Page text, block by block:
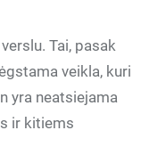
Tai, pasak
veikla, kuri
yra neatsiejama
ir kitiems